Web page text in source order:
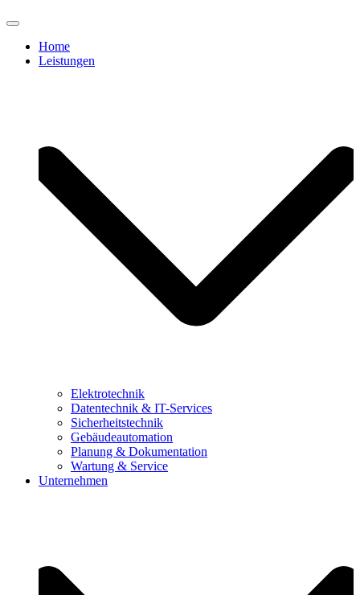
Home
Leistungen
Elektrotechnik
Datentechnik & IT-Services
Sicherheitstechnik
Gebäudeautomation
Planung & Dokumentation
Wartung & Service
Unternehmen